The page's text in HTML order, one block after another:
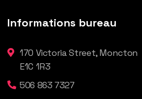
Informations bureau
170 Victoria Street, Moncton
E1C 1R3
506 863 7327